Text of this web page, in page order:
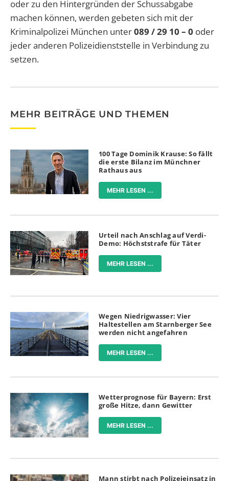
oder zu den Hintergründen der Schussabgabe
machen können, werden gebeten sich mit der
Kriminalpolizei München unter089 / 29 10 – 0 oder
jeder anderen Polizeidienststelle in Verbindung zu
setzen.
MEHR BEITRÄGE UND THEMEN
100 Tage Dominik Krause: So fällt
die erste Bilanz im Münchner
Rathaus aus
MEHR LESEN ...
Urteil nach Anschlag auf Verdi-
Demo: Höchststrafe für Täter
MEHR LESEN ...
Wegen Niedrigwasser: Vier
Haltestellen am Starnberger See
werden nicht angefahren
MEHR LESEN ...
Wetterprognose für Bayern: Erst
große Hitze, dann Gewitter
MEHR LESEN ...
Mann stirbt nach Polizeieinsatz in